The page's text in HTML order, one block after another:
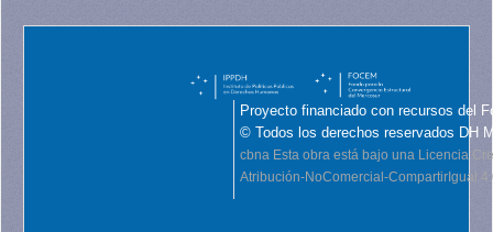
Proyecto financiado con recursos del
© Todos los derechos reservados DH
cbna Esta obra está bajo una Licencia
Atribución-NoComercial-CompartirIgual